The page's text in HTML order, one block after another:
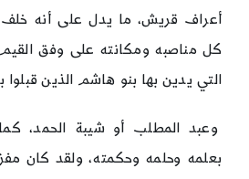
أعراف قريش، ما يدل على أنه
كل مناصبه ومكانته على وفق القيم
التي يدين بها بنو هاشم الذين قبلوا
وعبد المطلب أو شيبة الحمد،
بعلمه وحلمه وحكمته، ولقد كان